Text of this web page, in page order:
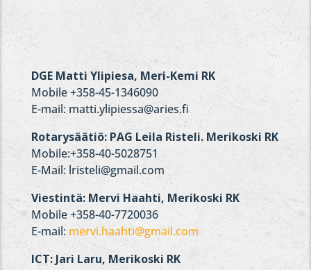
DGE Matti Ylipiesa, Meri-Kemi RK
Mobile +358-45-1346090
E-mail: matti.ylipiessa@aries.fi
Rotarysäätiö: PAG Leila Risteli. Merikoski RK
Mobile:+358-40-5028751
E-Mail: lristeli@gmail.com
Viestintä: Mervi Haahti, Merikoski RK
Mobile+358-40-7720036
E-mail: mervi.haahti@gmail.com
ICT: Jari Laru, Merikoski RK